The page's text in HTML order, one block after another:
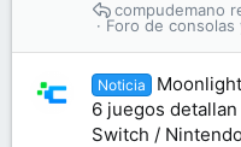
Foro de consolas
compudemano
Noticia
6 juegos
Switch /